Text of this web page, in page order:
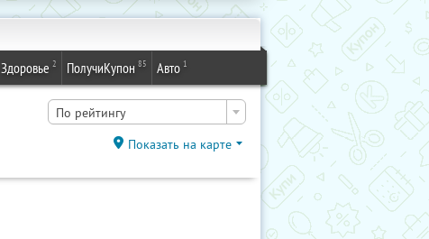
Здоровье 2 ПолучиКупон 85 Авто 1
По рейтингу
Показать на карте